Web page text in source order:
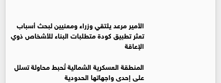
الأمير مرعد يلتقي وزراء ومعنيين لبحث أسباب
تعثر تطبيق كودة متطلبات البناء للأشخاص ذوي
الإعاقة
المنطقة العسكرية الشمالية تُحبط محاولة تسلل
على إحدى واجهاتها الحدودية